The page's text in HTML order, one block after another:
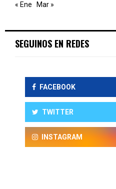
« Ene
Mar »
SEGUINOS EN REDES
FACEBOOK
TWITTER
INSTAGRAM